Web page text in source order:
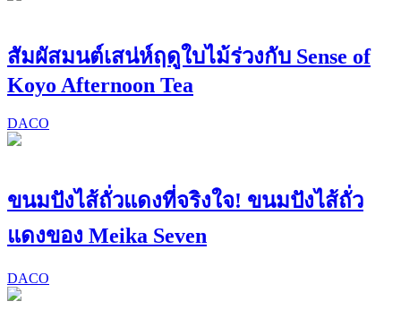
สัมผัสมนต์เสน่ห์ฤดูใบไม้ร่วงกับ Sense of
Koyo Afternoon Tea
DACO
ขนมปังไส้ถั่วแดงที่จริงใจ! ขนมปังไส้ถั่ว
แดงของ Meika Seven
DACO